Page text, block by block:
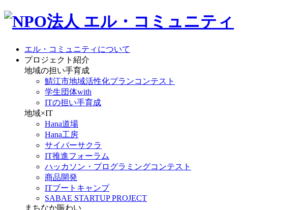
エル・コミュニティについて
プロジェクト紹介
地域の担い手育成
鯖江市地域活性化プランコンテスト
学生団体with
ITの担い手育成
地域×IT
Hana道場
Hana工房
サイバーサクラ
IT推進フォーラム
ハッカソン・プログラミングコンテスト
商品開発
ITブートキャンプ
SABAE STARTUP PROJECT
まちなか賑わい